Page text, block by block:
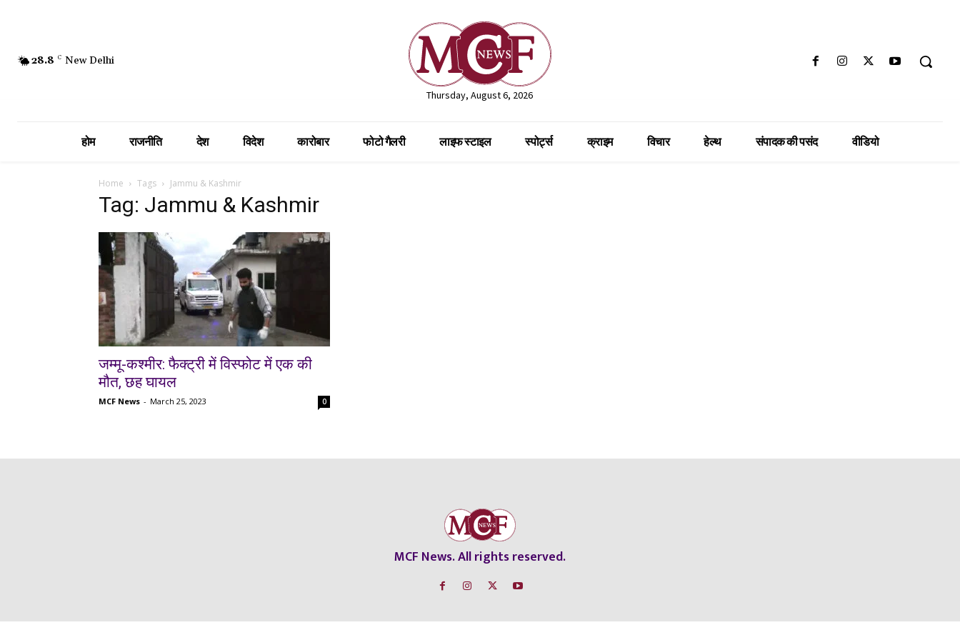
28.8 C New Delhi
Thursday, August 6, 2026
होम राजनीति देश विदेश कारोबार फोटो गैलरी लाइफ स्टाइल स्पोर्ट्स क्राइम विचार हेल्थ संपादक की पसंद वीडियो
Home Tags Jammu & Kashmir
Tag: Jammu & Kashmir
जम्मू-कश्मीर: फैक्ट्री में विस्फोट में एक की
मौत, छह घायल
MCF News - March 25, 2023 0
MCF News. All rights reserved.